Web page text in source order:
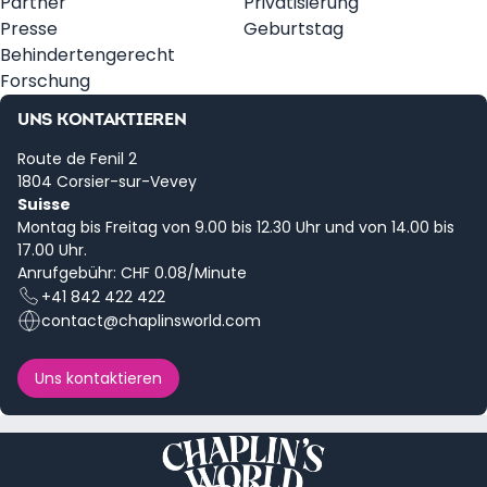
Presse
Behindertengerecht
Forschung
Geburtstag
UNS KONTAKTIEREN
Route de Fenil 2
1804 Corsier-sur-Vevey
Suisse
Montag bis Freitag von 9.00 bis 12.30 Uhr und von 14.00 bis
17.00 Uhr.
Anrufgebühr: CHF 0.08/Minute
+41 842 422 422
contact@chaplinsworld.com
Uns kontaktieren